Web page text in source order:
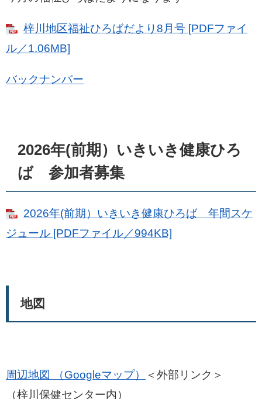
梓川地区福祉ひろばだより8月号 [PDFファイ
ル／1.06MB]
バックナンバー
2026年(前期）いきいき健康ひろ
ば 参加者募集
2026年(前期）いきいき健康ひろば 年間スケ
ジュール [PDFファイル／994KB]
地図
周辺地図 （Googleマップ）
＜外部リンク＞
（梓川保健センター内）